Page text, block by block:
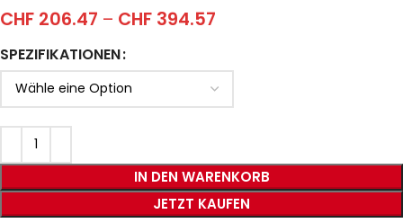
CHF 206.47 – CHF 394.57
SPEZIFIKATIONEN
IN DEN WARENKORB
JETZT KAUFEN